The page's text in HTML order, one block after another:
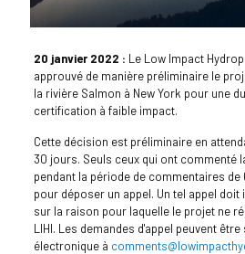
20 janvier 2022 : Le Low Impact
approuvé de manière préliminaire le
la rivière Salmon à New York pour une
certification à faible impact.
Cette décision est préliminaire en
30 jours. Seuls ceux qui ont commenté
pendant la période de commentaires
pour déposer un appel. Un tel appel
sur la raison pour laquelle le projet ne
LIHI. Les demandes d'appel peuvent
électronique à